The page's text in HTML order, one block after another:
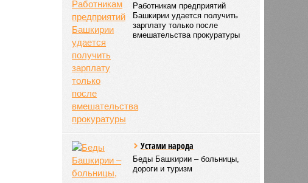
Работникам предприятий
Башкирии удается получить
зарплату только после
вмешательства прокуратуры
Устами народа
Беды Башкирии – больницы,
дороги и туризм